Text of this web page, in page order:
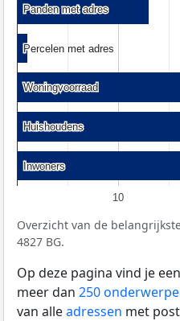
10
Panden met adres
Panden met adres
Percelen met adres
Percelen met adres
Woningvoorraad
Woningvoorraad
Huishoudens
Huishoudens
Inwoners
Inwoners
Overzicht van de
4827 BG.
Op deze pagina vind je een
meer dan 250
van alleadressen met